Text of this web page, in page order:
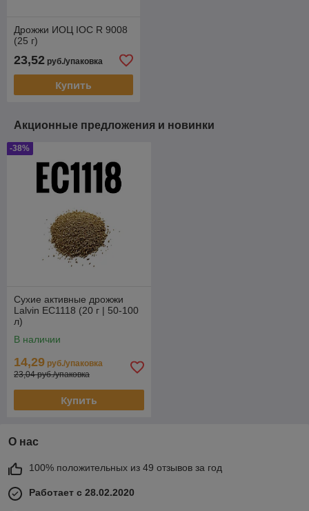
Дрожжи ИОЦ IOC R 9008
(25 г)
23,52 руб./упаковка
Купить
Акционные предложения и новинки
-38%
Сухие активные дрожжи
Lalvin EC1118 (20 г | 50-100
л)
В наличии
14,29 руб./упаковка
23,04 руб./упаковка
Купить
О нас
100% положительных из 49 отзывов за год
Работает с 28.02.2020